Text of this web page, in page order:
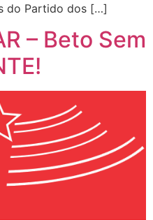
do Partido dos […]
– Beto Sem